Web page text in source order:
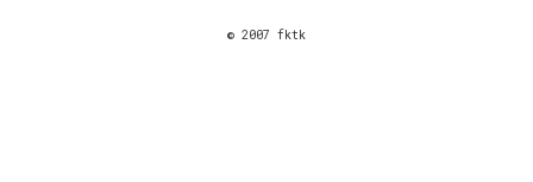
© 2007 fktk